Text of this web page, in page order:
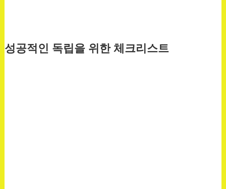
성공적인 독립을 위한 체크리스트